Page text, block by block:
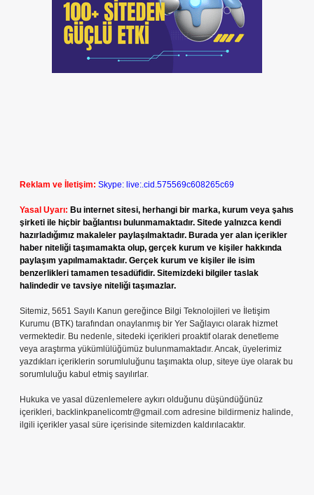
Reklam ve İletişim: Skype: live:.cid.575569c608265c69
Yasal Uyarı: Bu internet sitesi, herhangi bir marka, kurum veya şahıs
şirketi ile hiçbir bağlantısı bulunmamaktadır. Sitede yalnızca kendi
hazırladığımız makaleler paylaşılmaktadır. Burada yer alan içerikler
haber niteliği taşımamakta olup, gerçek kurum ve kişiler hakkında
paylaşım yapılmamaktadır. Gerçek kurum ve kişiler ile isim
benzerlikleri tamamen tesadüfidir. Sitemizdeki bilgiler taslak
halindedir ve tavsiye niteliği taşımazlar.
Sitemiz, 5651 Sayılı Kanun gereğince Bilgi Teknolojileri ve İletişim
Kurumu (BTK) tarafından onaylanmış bir Yer Sağlayıcı olarak hizmet
vermektedir. Bu nedenle, sitedeki içerikleri proaktif olarak denetleme
veya araştırma yükümlülüğümüz bulunmamaktadır. Ancak, üyelerimiz
yazdıkları içeriklerin sorumluluğunu taşımakta olup, siteye üye olarak bu
sorumluluğu kabul etmiş sayılırlar.
Hukuka ve yasal düzenlemelere aykırı olduğunu düşündüğünüz
içerikleri, backlinkpanelicomtr@gmail.com adresine bildirmeniz halinde,
ilgili içerikler yasal süre içerisinde sitemizden kaldırılacaktır.